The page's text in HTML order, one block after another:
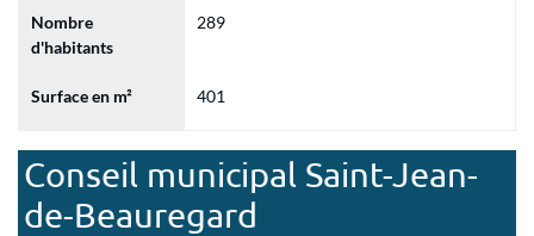
Nombre
d'habitants
289
Surface en m² 401
Conseil municipal Saint-Jean-
de-Beauregard